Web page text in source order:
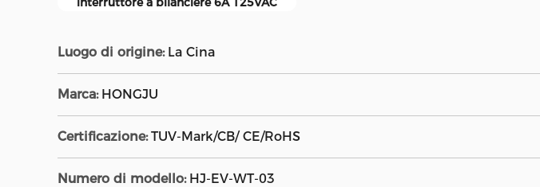
Luogo di origine: La Cina
Marca: HONGJU
Certificazione: TUV-Mark/CB/ CE/RoHS
Numero di modello: HJ-EV-WT-03